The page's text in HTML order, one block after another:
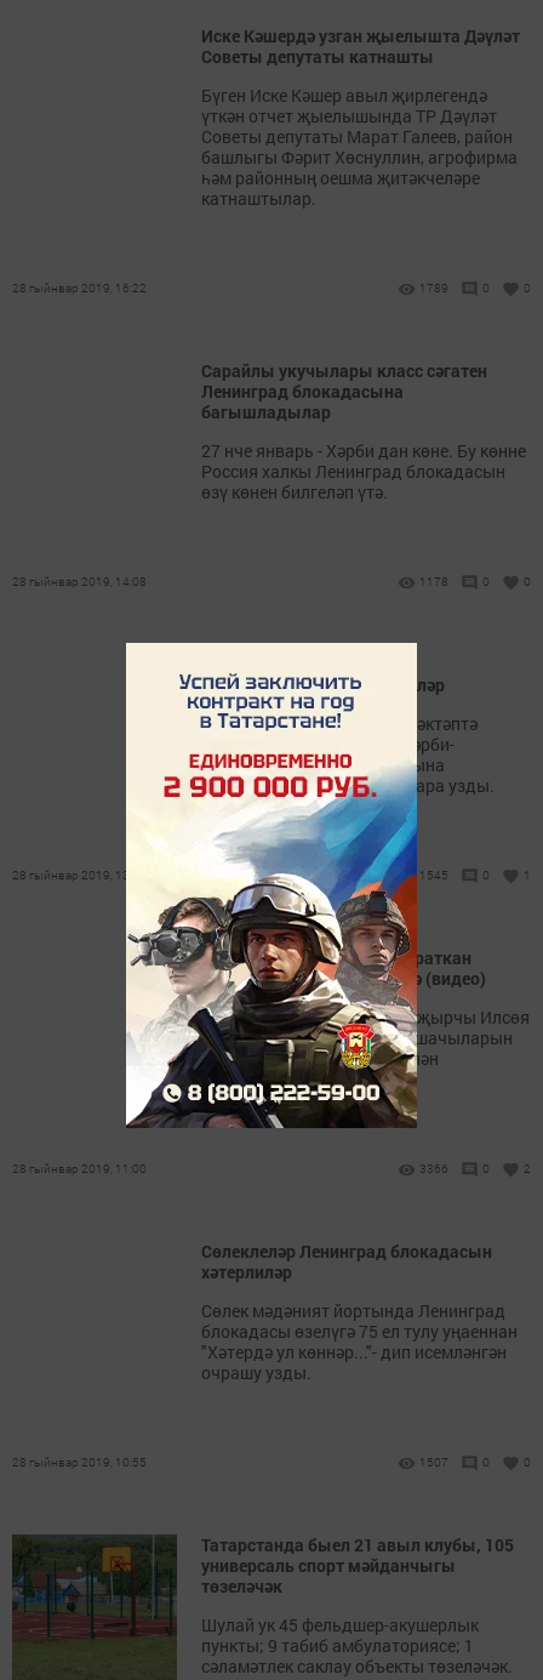
Иске Кәшердә узган җыелышта Дәүләт
Советы депутаты катнашты
Бүген Иске Кәшер авыл җирлегендә
үткән отчет җыелышында ТР Дәүләт
Советы депутаты Марат Галеев, район
башлыгы Фәрит Хөснуллин, агрофирма
һәм районның оешма җитәкчеләре
катнаштылар.
28 гыйнвар 2019, 16:22 1789 0 0
Сарайлы укучылары класс сәгатен
Ленинград блокадасына
багышладылар
27 нче январь - Хәрби дан көне. Бу көнне
Россия халкы Ленинград блокадасын
өзү көнен билгеләп үтә.
28 гыйнвар 2019, 14:08 1178 0 0
яшьармиячеләр ант бирделәр
25 гыйнвар көнне безнең мәктәптә
«Юнармия» Бөтенроссия хәрби-
патриотик хәрәкәт сафларына
багышланган тантаналы чара узды.
28 гыйнвар 2019, 13:19 1545 0 1
Реклама хокукларында. Яраткан
җырчыбыз Сарманга килә (видео)
11 февраль көнне популяр җырчы Илсөя
Бадертдинова район тамашачыларын
үзенең матур җырлары белән
сөендерәчәк.
28 гыйнвар 2019, 11:00 3366 0 2
Сөлеклеләр Ленинград блокадасын
хәтерлиләр
Сөлек мәдәният йортында Ленинград
блокадасы өзелүгә 75 ел тулу уңаеннан
"Хәтердә ул көннәр..."- дип исемләнгән
очрашу узды.
28 гыйнвар 2019, 10:55 1507 0 0
Татарстанда быел 21 авыл клубы, 105
универсаль спорт мәйданчыгы
төзеләчәк
Шулай ук 45 фельдшер-акушерлык
пункты; 9 табиб амбулаториясе; 1
сәламәтлек саклау объекты төзеләчәк.